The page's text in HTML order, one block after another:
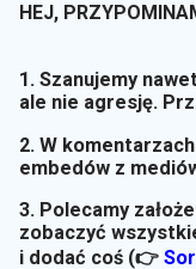
HEJ,
1. Szanujemy
ale nie agresję.
2. W
embedów z
3. Polecamy
zobaczyć
i dodać coś (👉